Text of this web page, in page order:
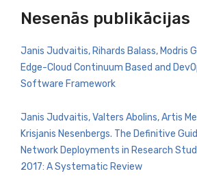
Nesenās publikācijas
Janis Judvaitis, Rihards Balass, Modris
Edge-Cloud Continuum Based and
Software Framework
Janis Judvaitis, Valters Abolins, Artis
Krisjanis Nesenbergs. The Definitive
Network Deployments in Research
2017: A Systematic Review